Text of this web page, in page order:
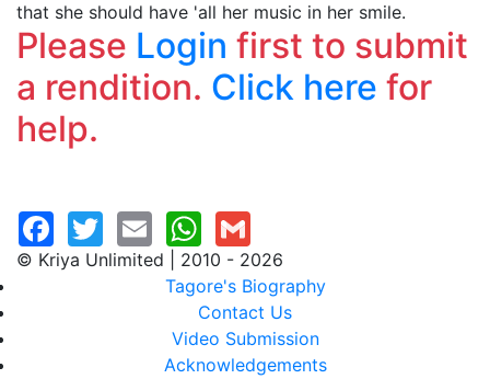
that she should have 'all her music in her smile.
Please Login first to submit
a rendition. Click here for
help.
© Kriya Unlimited | 2010 - 2026
Tagore's Biography
Contact Us
Video Submission
Acknowledgements